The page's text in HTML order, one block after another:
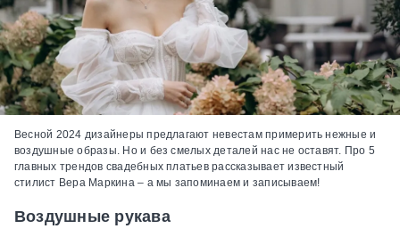
Весной 2024 дизайнеры предлагают невестам примерить нежные и
воздушные образы. Но и без смелых деталей нас не оставят. Про 5
главных трендов свадебных платьев рассказывает известный
стилист Вера Маркина – а мы запоминаем и записываем!
Воздушные рукава